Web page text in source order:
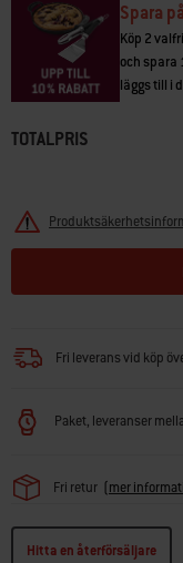
• Utformad för att grilla
• Porslinsemalj gör det
• Extra stor yta för att
• Dubbelkolla att din grill
Spara
Köp 2
och spara
läggs till i
TOTALPRIS
Fri leverans vid köp
Paket, leveranser
Fri retur (mer
Hitta en återförsäljare